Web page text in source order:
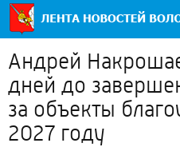
Андрей
дней до
за объекты
2027 году